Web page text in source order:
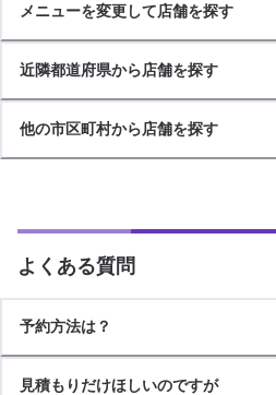
メニューを変更して店舗を探す
近隣都道府県から店舗を探す
他の市区町村から店舗を探す
よくある質問
予約方法は？
見積もりだけほしいのですが